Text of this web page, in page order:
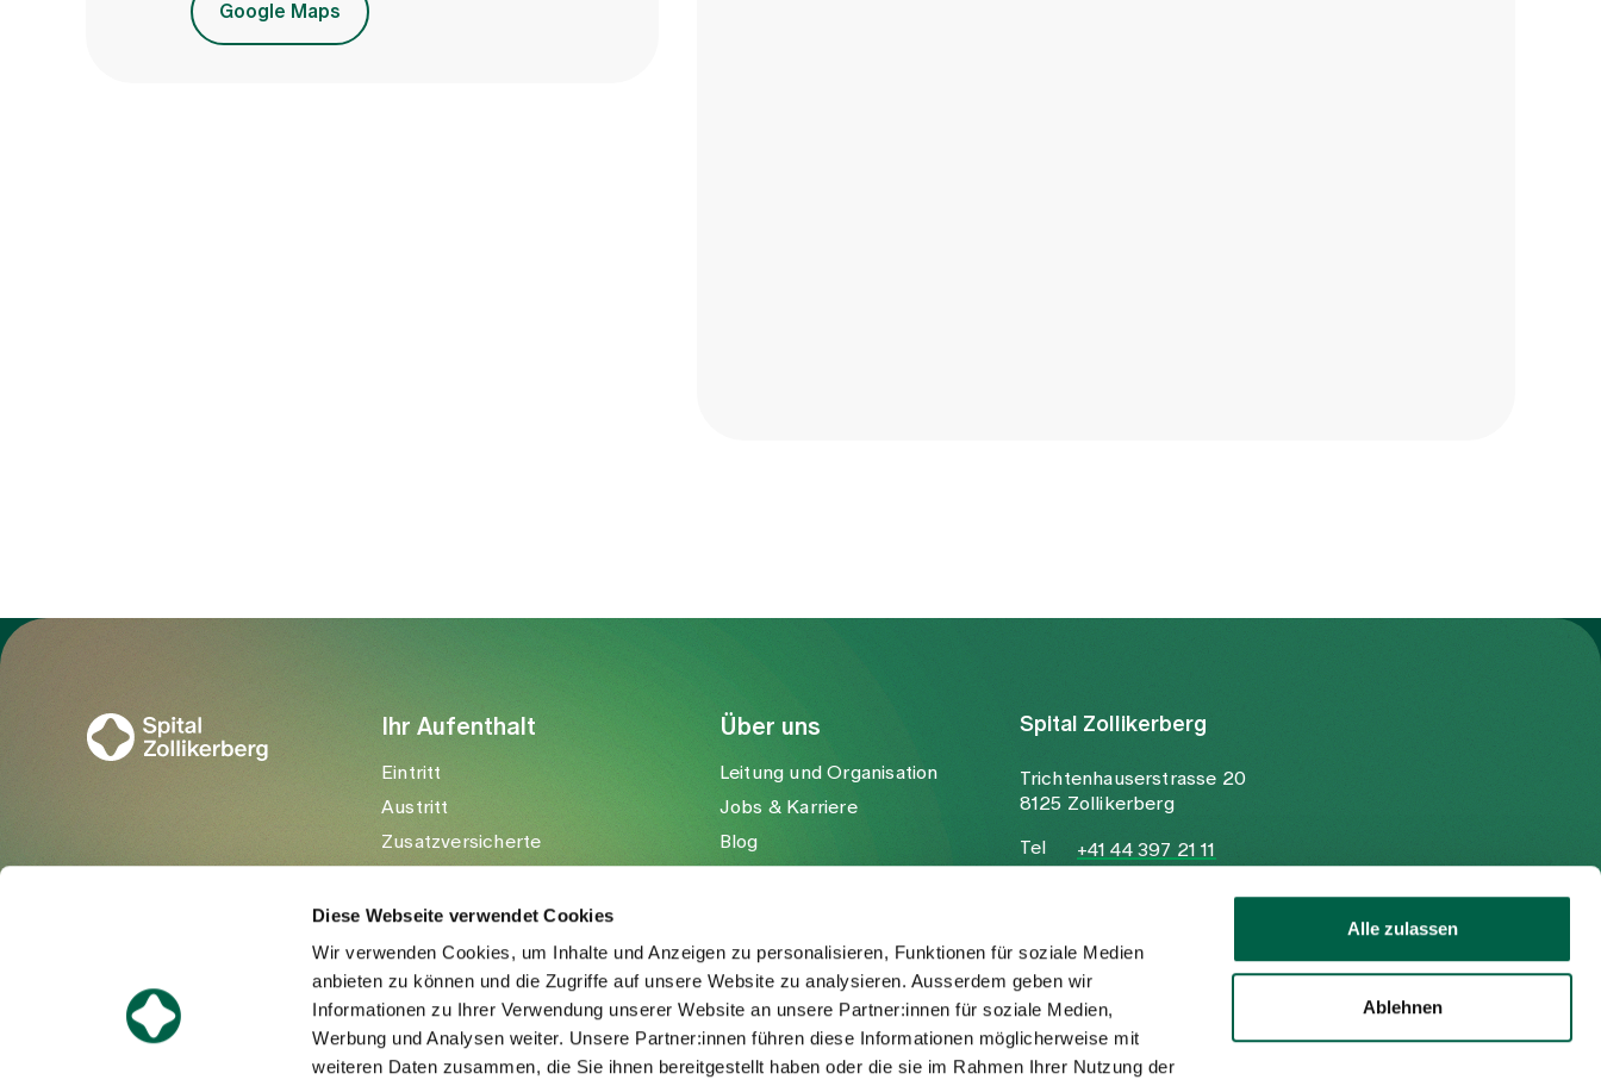
Diese Webseite verwendet Cookies
Wir verwenden Cookies, um Inhalte und Anzeigen zu personalisieren, Funktionen für soziale Medien
anbieten zu können und die Zugriffe auf unsere Website zu analysieren. Ausserdem geben wir
Informationen zu Ihrer Verwendung unserer Website an unsere Partner:innen für soziale Medien,
Werbung und Analysen weiter. Unsere Partner:innen führen diese Informationen möglicherweise mit
weiteren Daten zusammen, die Sie ihnen bereitgestellt haben oder die sie im Rahmen Ihrer Nutzung der
Alle zulassen
Ablehnen
Google Maps
Ihr Aufenthalt
Eintritt
Austritt
Zusatzversicherte
Über uns
Leitung und Organisation
Jobs & Karriere
Blog
Spital Zollikerberg
Trichtenhauserstrasse 20
8125 Zollikerberg
Tel
+41 44 397 21 11